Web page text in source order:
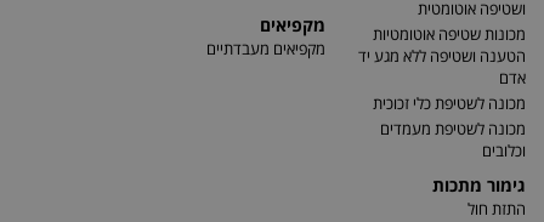
ושטיפה אוטומטית
מכונות שטיפה אוטומטיות
הטענה ושטיפה ללא מגע יד
אדם
מכונה לשטיפת כלי זכוכית
מכונה לשטיפת מעמדים
וכלובים
גימור מתכות
התזת חול
מקפיאים
מקפיאים מעבדתיים